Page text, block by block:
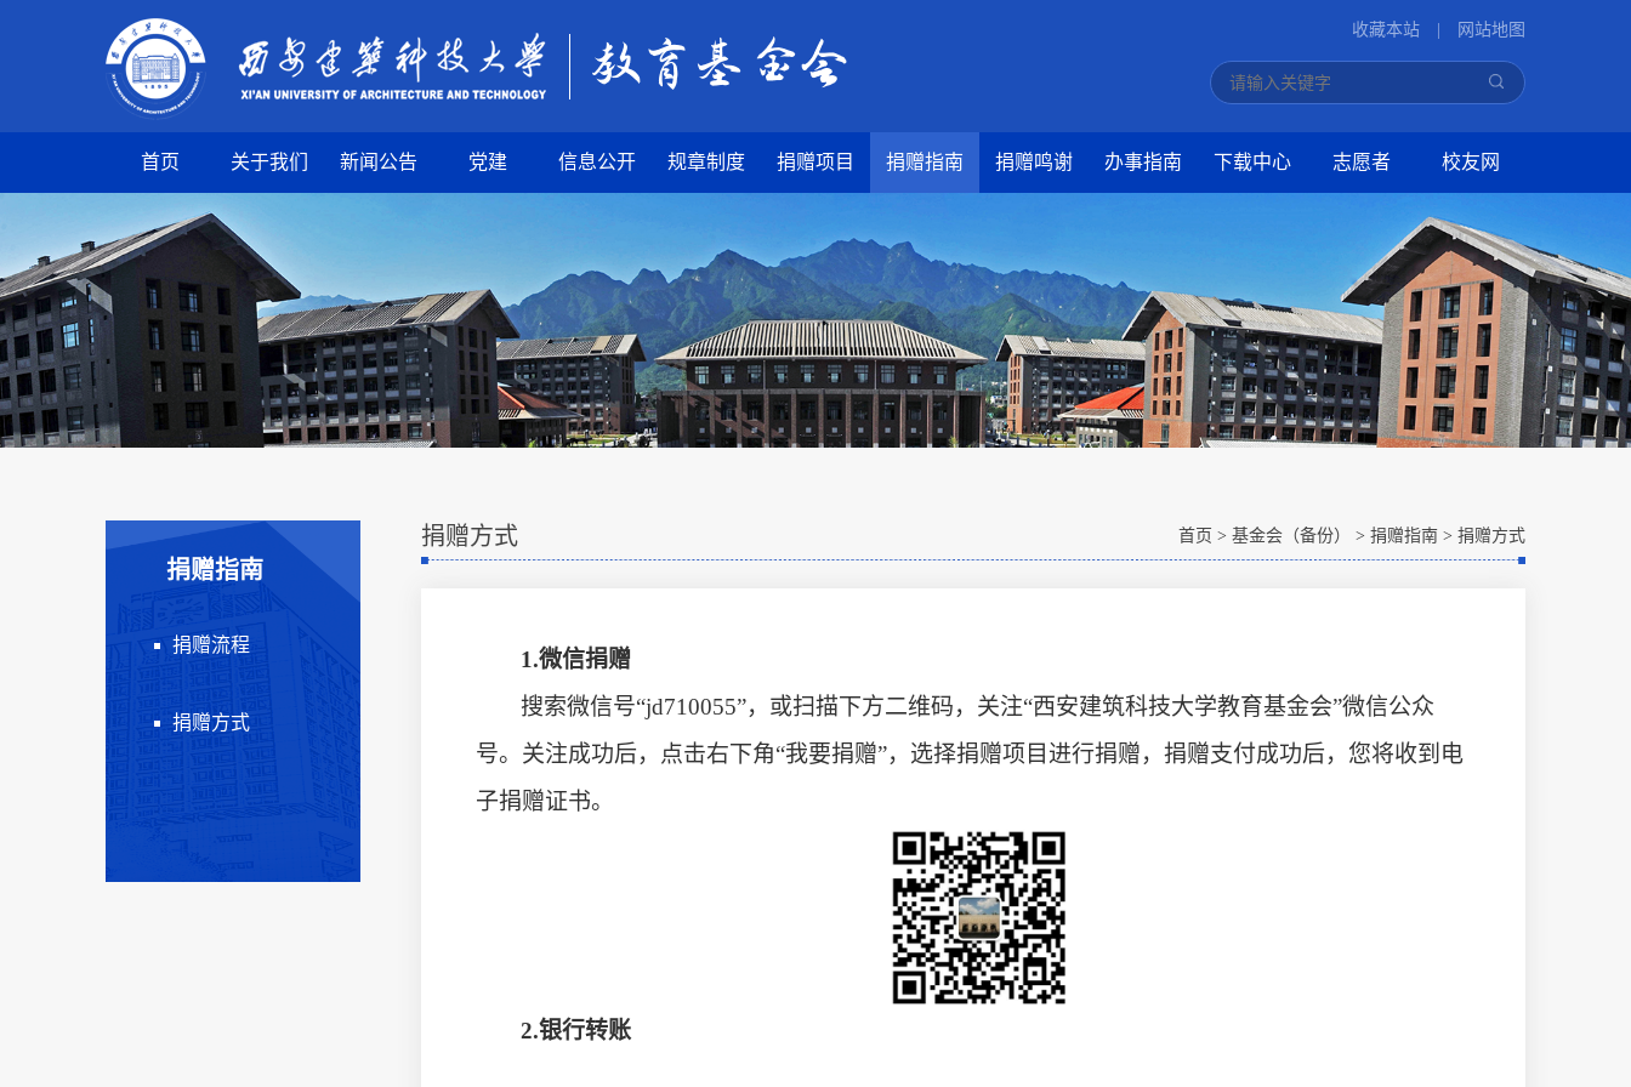
收藏本站 网站地图
首页 关于我们 新闻公告 党建 信息公开 规章制度 捐赠项目 捐赠指南 捐赠鸣谢 办事指南 下载中心 志愿者 校友网
捐赠指南
捐赠流程
捐赠方式
捐赠方式 首页 > 基金会（备份） > 捐赠指南 > 捐赠方式
1.微信捐赠
搜索微信号“jd710055”，或扫描下方二维码，关注“西安建筑科技大学教育基金会”微信公众
号。 关注成功后，点击右下角“我要捐赠”，选择捐赠项目进行捐赠，捐赠支付成功后，您将收到电
子捐赠证书。
2.银行转账